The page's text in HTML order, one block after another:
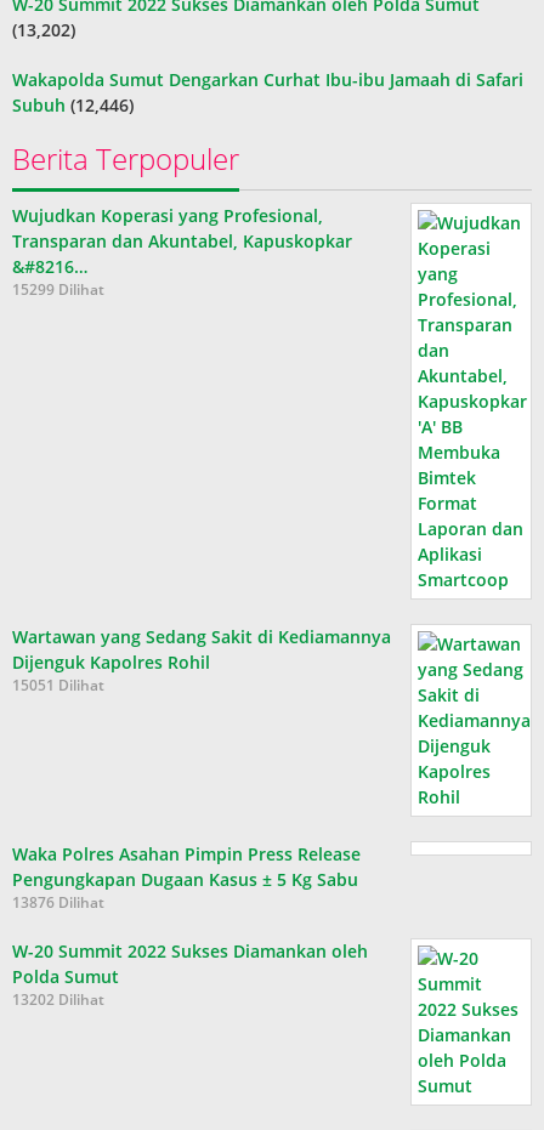
(13,202)
Wakapolda Sumut Dengarkan Curhat Ibu-ibu Jamaah di Safari
Subuh (12,446)
Berita Terpopuler
Wujudkan Koperasi yang Profesional,
Transparan dan Akuntabel, Kapuskopkar
&#8216…
15299 Dilihat
Wartawan yang Sedang Sakit di Kediamannya
Dijenguk Kapolres Rohil
15051 Dilihat
Waka Polres Asahan Pimpin Press Release
Pengungkapan Dugaan Kasus ± 5 Kg Sabu
13876 Dilihat
W-20 Summit 2022 Sukses Diamankan oleh
Polda Sumut
13202 Dilihat